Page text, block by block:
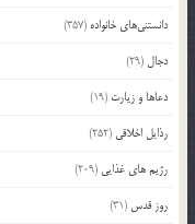
دانستنی‌های خانواده (357)
دجال (29)
دعاها و زیارت (19)
رذایل اخلاقی (252)
رژیم های غذایی (209)
روز قدس (31)